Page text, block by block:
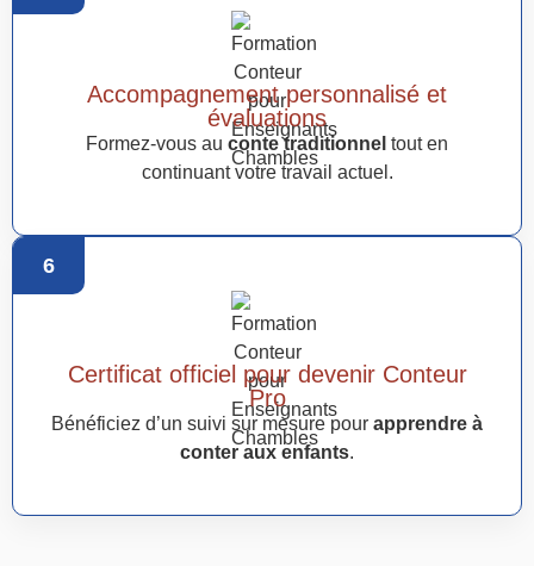
Accompagnement personnalisé et
évaluations
Formez-vous au conte traditionnel tout en
continuant votre travail actuel.
6
Certificat officiel pour devenir Conteur
Pro
Bénéficiez d’un suivi sur mesure pour apprendre à
conter aux enfants.